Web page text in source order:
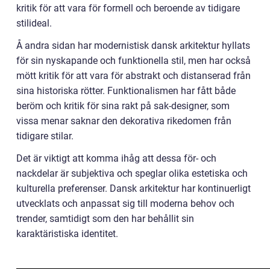
kritik för att vara för formell och beroende av tidigare
stilideal.
Å andra sidan har modernistisk dansk arkitektur hyllats
för sin nyskapande och funktionella stil, men har också
mött kritik för att vara för abstrakt och distanserad från
sina historiska rötter. Funktionalismen har fått både
beröm och kritik för sina rakt på sak-designer, som
vissa menar saknar den dekorativa rikedomen från
tidigare stilar.
Det är viktigt att komma ihåg att dessa för- och
nackdelar är subjektiva och speglar olika estetiska och
kulturella preferenser. Dansk arkitektur har kontinuerligt
utvecklats och anpassat sig till moderna behov och
trender, samtidigt som den har behållit sin
karaktäristiska identitet.